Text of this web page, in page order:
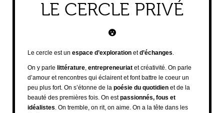
LE CERCLE PRIVÉ
Le cercle est un espace d’exploration etd’échanges
On y parle littérature entrepreneuriat et créativité. On parle
d’amour et rencontres qui éclairent et font battre le coeur un
peu plus fort. On s’étonne de la poésie du quotidien et de la
beauté des premières fois. On estpassionnés, fous et
idéalistes . On tremble, on rit, on aime. On a la tête dans les